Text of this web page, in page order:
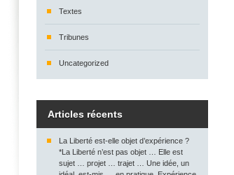
Textes
Tribunes
Uncategorized
Articles récents
La Liberté est-elle objet d’expérience ?
*La Liberté n’est pas objet … Elle est
sujet … projet … trajet … Une idée, un